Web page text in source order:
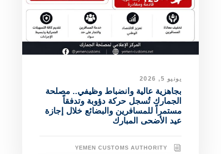
يونيو 5, 2026
بجاهزية عالية وانضباط وظيفي.. مصلحة
الجمارك تُسجل حركة دؤوبة وتدفقاً
مستمراً للمسافرين والبضائع خلال إجازة
عيد الأضحى المبارك
YEMEN CUSTOMS AUTHORITY